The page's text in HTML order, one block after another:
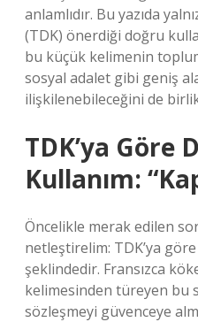
anlamlıdır. Bu yazıda
(TDK) önerdiği doğru
bu küçük kelimenin
sosyal adalet gibi geniş
ilişkilenebileceğini de
TDK’ya Göre
Kullanım:
Öncelikle merak edilen
netleştirelim: TDK’ya
şeklindedir. Fransızca
kelimesinden türeyen bu
sözleşmeyi güvenceye